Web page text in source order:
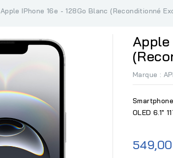
Apple IPhone 16e - 128Go Blanc (Reconditionné
Marque :
OLED 6.1"